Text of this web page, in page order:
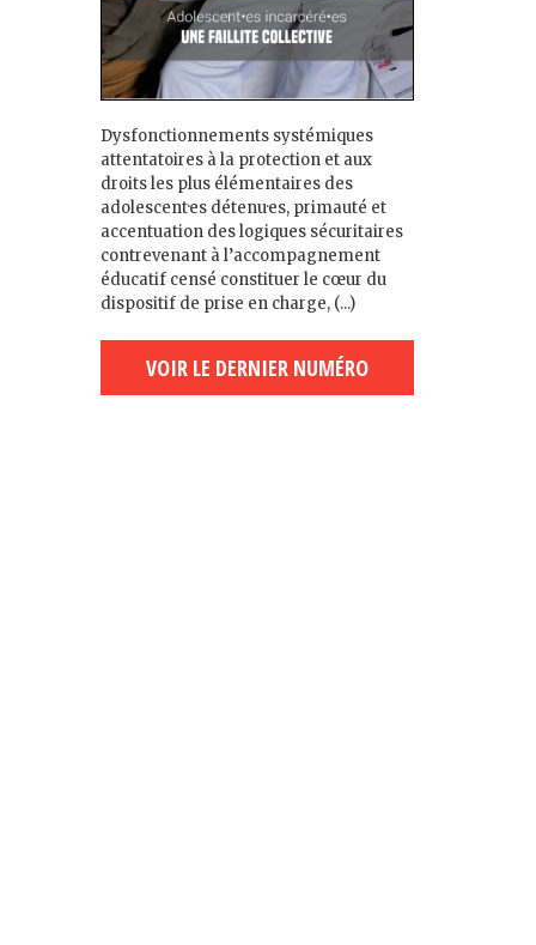
Dysfonctionnements systémiques
attentatoires à la protection et aux
droits les plus élémentaires des
adolescent·es détenu·es, primauté et
accentuation des logiques sécuritaires
contrevenant à l’accompagnement
éducatif censé constituer le cœur du
dispositif de prise en charge, (...)
VOIR LE DERNIER NUMÉRO